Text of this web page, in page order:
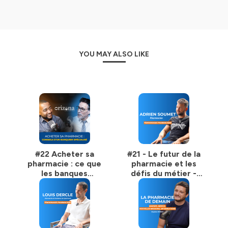
https://www.instagram.com/monsieur.rabbah/
YOU MAY ALSO LIKE
#22 Acheter sa
pharmacie : ce que
les banques
regardent vraiment
- Patrice MARTEIL,
Interfimo.
#21 - Le futur de la
pharmacie et les
défis du métier -
Interview Adrien
SOUMET,
Pharmacien